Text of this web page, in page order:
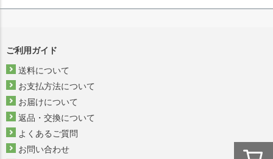
ご利用ガイド
送料について
お支払方法について
お届けについて
返品・交換について
よくあるご質問
お問い合わせ